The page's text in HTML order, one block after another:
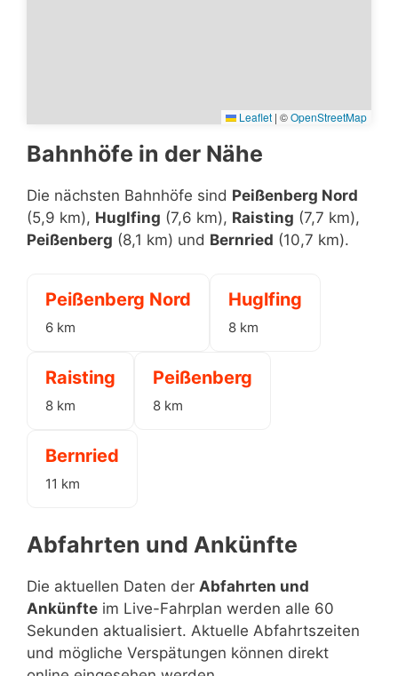
Leaflet | ©OpenStreetMap
Bahnhöfe in der Nähe
Die nächsten Bahnhöfe sind Peißenberg Nord
(5,9 km), Huglfing (7,6 km), Raisting (7,7 km),
Peißenberg (8,1 km) und Bernried (10,7 km).
Peißenberg Nord
6 km
Huglfing
8 km
Raisting
8 km
Peißenberg
8 km
Bernried
11 km
Abfahrten und Ankünfte
Die aktuellen Daten der Abfahrten und
Ankünfte im Live-Fahrplan werden alle 60
Sekunden aktualisiert. Aktuelle Abfahrtszeiten
und mögliche Verspätungen können direkt